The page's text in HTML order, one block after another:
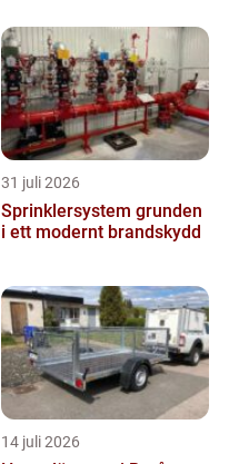
31 juli 2026
Sprinklersystem grunden
i ett modernt brandskydd
14 juli 2026